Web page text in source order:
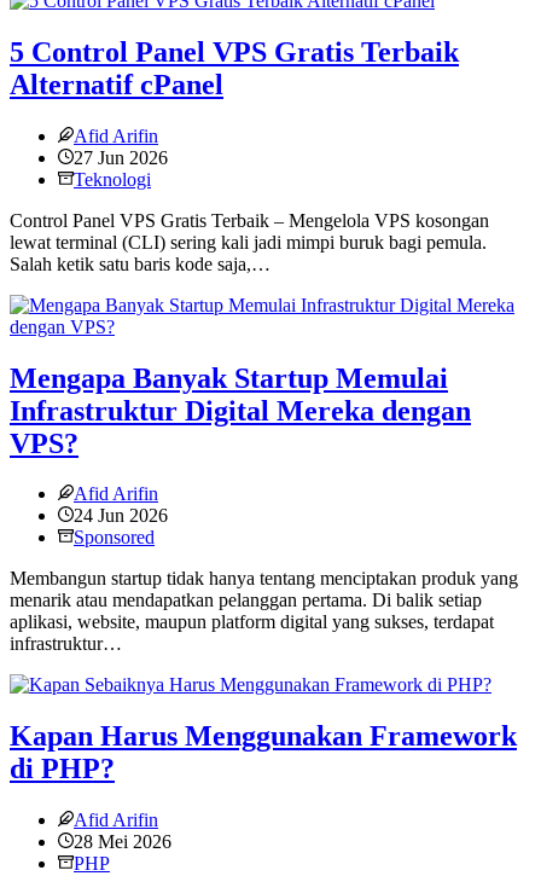
5 Control Panel VPS Gratis Terbaik
Alternatif cPanel
Afid Arifin
27 Jun 2026
Teknologi
Control Panel VPS Gratis Terbaik – Mengelola VPS kosongan
lewat terminal (CLI) sering kali jadi mimpi buruk bagi pemula.
Salah ketik satu baris kode saja,…
Mengapa Banyak Startup Memulai
Infrastruktur Digital Mereka dengan
VPS?
Afid Arifin
24 Jun 2026
Sponsored
Membangun startup tidak hanya tentang menciptakan produk yang
menarik atau mendapatkan pelanggan pertama. Di balik setiap
aplikasi, website, maupun platform digital yang sukses, terdapat
infrastruktur…
Kapan Harus Menggunakan Framework
di PHP?
Afid Arifin
28 Mei 2026
PHP